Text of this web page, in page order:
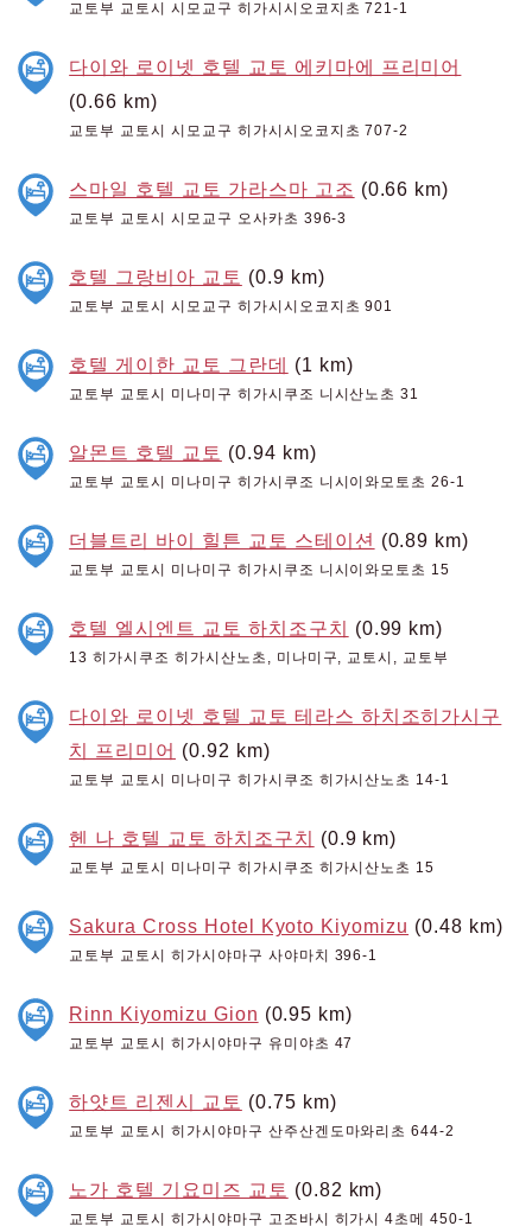
교토부 교토시 시모교구 히가시시오코지초 721-1
다이와 로이넷 호텔 교토 에키마에 프리미어
(0.66 km)
교토부 교토시 시모교구 히가시시오코지초 707-2
스마일 호텔 교토 가라스마 고조 (0.66 km)
교토부 교토시 시모교구 오사카초 396-3
호텔 그랑비아 교토 (0.9 km)
교토부 교토시 시모교구 히가시시오코지초 901
호텔 게이한 교토 그란데 (1 km)
교토부 교토시 미나미구 히가시쿠조 니시산노초 31
알몬트 호텔 교토 (0.94 km)
교토부 교토시 미나미구 히가시쿠조 니시이와모토초 26-1
더블트리 바이 힐튼 교토 스테이션 (0.89 km)
교토부 교토시 미나미구 히가시쿠조 니시이와모토초 15
호텔 엘시엔트 교토 하치조구치 (0.99 km)
13 히가시쿠조 히가시산노초, 미나미구, 교토시, 교토부
다이와 로이넷 호텔 교토 테라스 하치조히가시구
치 프리미어 (0.92 km)
교토부 교토시 미나미구 히가시쿠조 히가시산노초 14-1
헨 나 호텔 교토 하치조구치 (0.9 km)
교토부 교토시 미나미구 히가시쿠조 히가시산노초 15
Sakura Cross Hotel Kyoto Kiyomizu (0.48 km)
교토부 교토시 히가시야마구 사야마치 396-1
Rinn Kiyomizu Gion (0.95 km)
교토부 교토시 히가시야마구 유미야초 47
하얏트 리젠시 교토 (0.75 km)
교토부 교토시 히가시야마구 산주산겐도마와리초 644-2
노가 호텔 기요미즈 교토 (0.82 km)
교토부 교토시 히가시야마구 고조바시 히가시 4초메 450-1